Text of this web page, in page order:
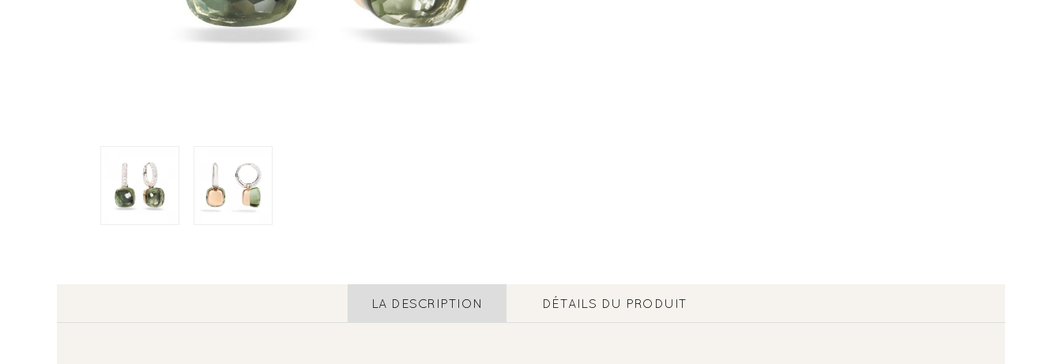
LA DESCRIPTION DÉTAILS DU PRODUIT